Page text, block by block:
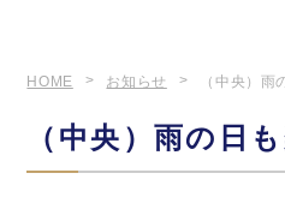
HOME お知らせ （中央）雨
（中央）雨の日